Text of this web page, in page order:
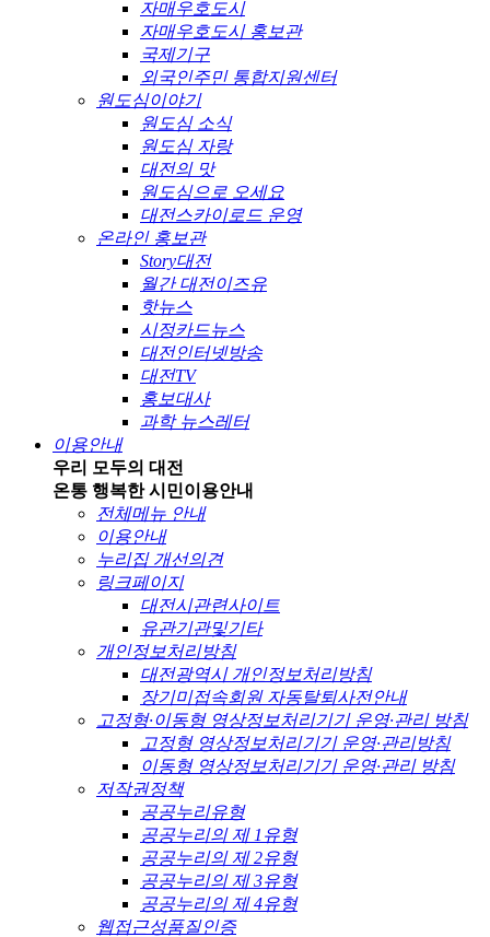
자매우호도시
자매우호도시 홍보관
국제기구
외국인주민 통합지원센터
원도심이야기
원도심 소식
원도심 자랑
대전의 맛
원도심으로 오세요
대전스카이로드 운영
온라인 홍보관
Story대전
월간 대전이즈유
핫뉴스
시정카드뉴스
대전인터넷방송
대전TV
홍보대사
과학 뉴스레터
이용안내
우리 모두의 대전
온통 행복한 시민이용안내
전체메뉴 안내
이용안내
누리집 개선의견
링크페이지
대전시관련사이트
유관기관및기타
개인정보처리방침
대전광역시 개인정보처리방침
장기미접속회원 자동탈퇴사전안내
고정형·이동형 영상정보처리기기 운영·관리 방침
고정형 영상정보처리기기 운영·관리방침
이동형 영상정보처리기기 운영·관리 방침
저작권정책
공공누리유형
공공누리의 제 1유형
공공누리의 제 2유형
공공누리의 제 3유형
공공누리의 제 4유형
웹접근성품질인증